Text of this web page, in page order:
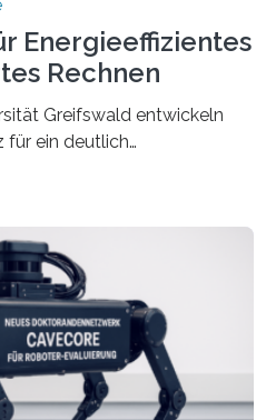
Energieeffizientes
Rechnen
Greifswald entwickeln
für ein deutlich
menschlichen Gehirn. Die
vor
Silizium-
Grenzen: Sie verbrauchen
und Verarbeitungseinheiten
und die Datenübertragung
aus. Da KI-Modelle
riesige Datenmengen